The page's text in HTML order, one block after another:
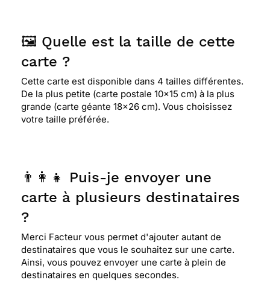
🖼️ Quelle est la taille de cette
carte ?
Cette carte est disponible dans 4 tailles différentes.
De la plus petite (carte postale 10x15 cm) à la plus
grande (carte géante 18x26 cm). Vous choisissez
votre taille préférée.
👨‍👩‍👧 Puis-je envoyer une
carte à plusieurs destinataires
?
Merci Facteur vous permet d'ajouter autant de
destinataires que vous le souhaitez sur une carte.
Ainsi, vous pouvez envoyer une carte à plein de
destinataires en quelques secondes.